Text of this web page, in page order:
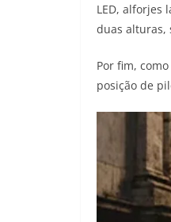
LED, alforjes
duas alturas,
Por fim,
posição de